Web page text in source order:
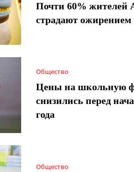
Почти 60% жителей
страдают ожирением
Общество
Цены на школьную
снизились перед
года
Общество